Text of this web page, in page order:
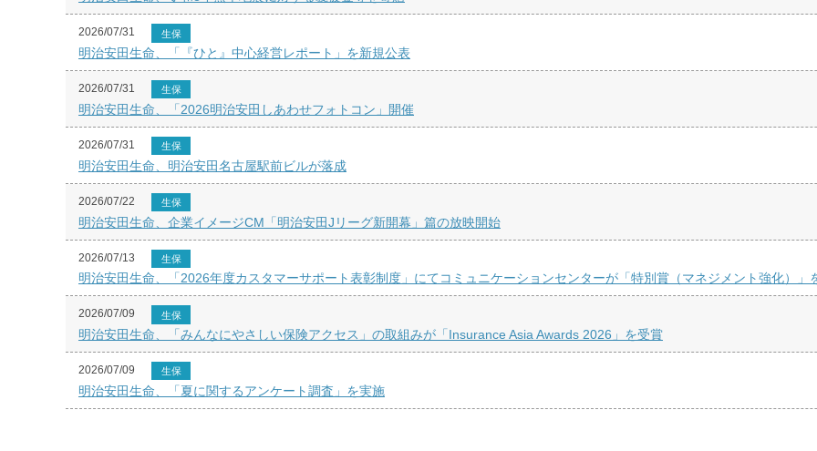
2026/07/31 生保
明治安田生命、「『ひと』中心経営レポート」を新規公表
2026/07/31 生保
明治安田生命、「2026明治安田しあわせフォトコン」開催
2026/07/31 生保
明治安田生命、明治安田名古屋駅前ビルが落成
2026/07/22 生保
明治安田生命、企業イメージCM「明治安田Jリーグ新開幕」篇の放映開始
2026/07/13 生保
明治安田生命、「2026年度カスタマーサポート表彰制度」にてコミュニケーションセンターが「特別賞（マネジメント強化）」
2026/07/09 生保
明治安田生命、「みんなにやさしい保険アクセス」の取組みが「Insurance Asia Awards 2026」を受賞
2026/07/09 生保
明治安田生命、「夏に関するアンケート調査」を実施